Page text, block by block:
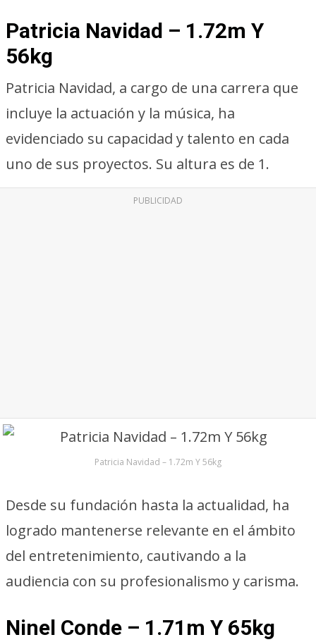
Patricia Navidad – 1.72m Y
56kg
Patricia Navidad, a cargo de una carrera que
incluye la actuación y la música, ha
evidenciado su capacidad y talento en cada
uno de sus proyectos. Su altura es de 1.
PUBLICIDAD
Patricia Navidad – 1.72m Y 56kg
Desde su fundación hasta la actualidad, ha
logrado mantenerse relevante en el ámbito
del entretenimiento, cautivando a la
audiencia con su profesionalismo y carisma.
Ninel Conde – 1.71m Y 65kg